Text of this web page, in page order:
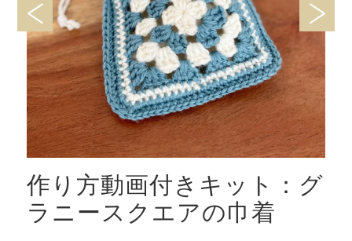
作り方動画付きキット：グ
ラニースクエアの巾着